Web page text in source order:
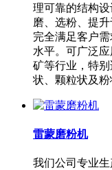
理可靠的结构
磨、选粉、提
完全满足客户
水平。可广泛
矿等行业，特
状、颗粒状及粉
雷蒙磨粉机
我们公司专业